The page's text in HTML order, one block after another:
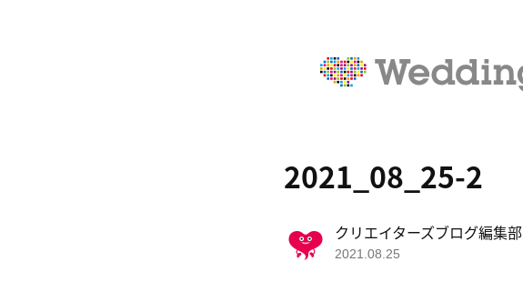
2021_08_25-2
クリエイターズブログ編集部
2021.08.25